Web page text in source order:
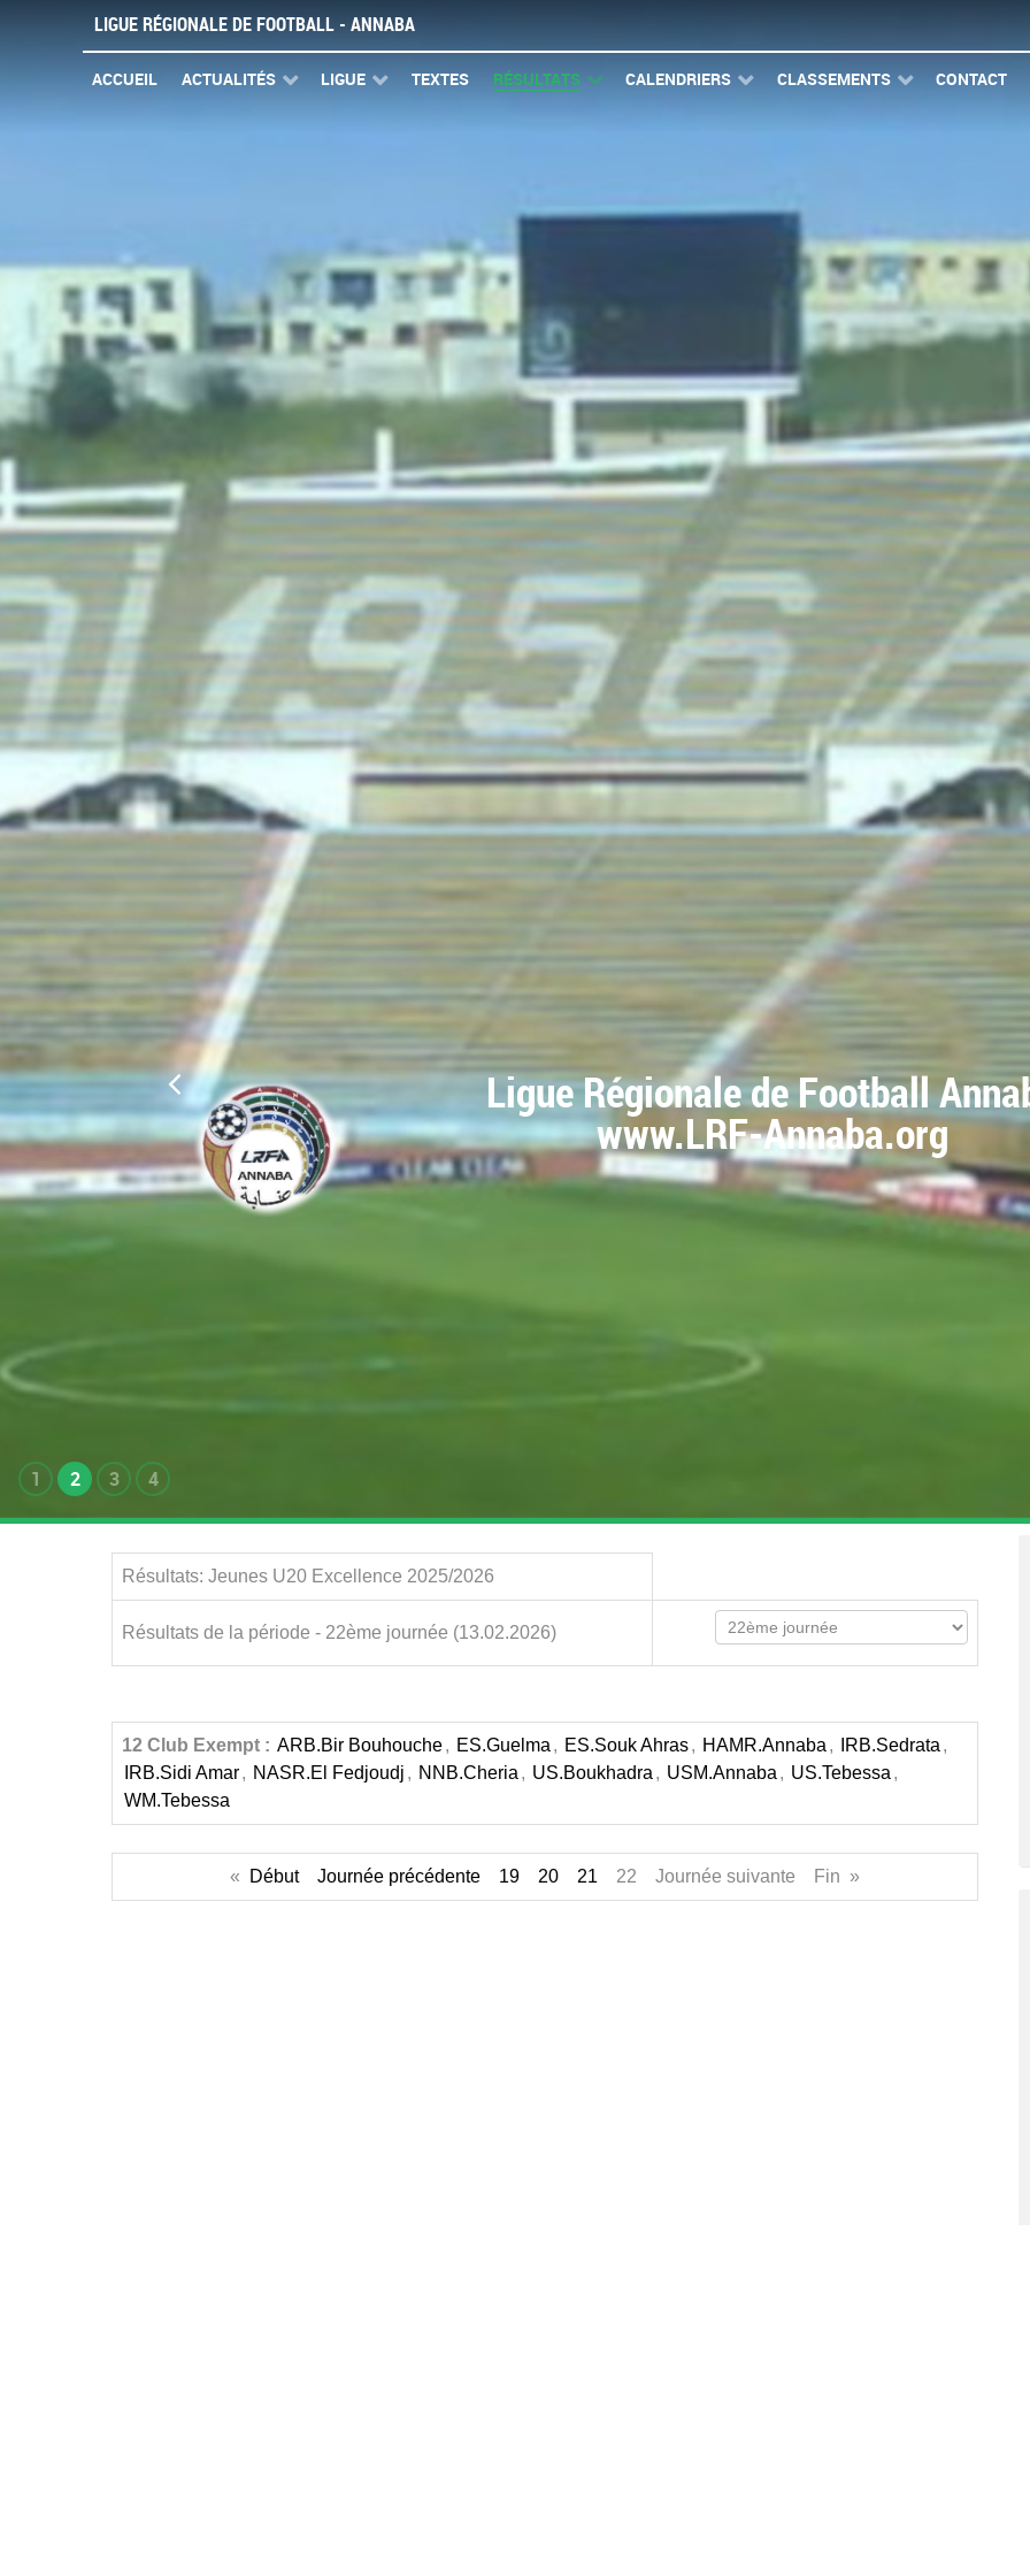
LIGUE RÉGIONALE DE FOOTBALL - ANNABA
ACCUEIL ACTUALITÉS LIGUE TEXTES RÉSULTATS CALENDRIERS CLASSEMENTS CONTACT
Ligue Régionale de Football
www.LRF-Annaba.org
1 2 3 4
Résultats: Jeunes U20 Excellence 2025/2026
Résultats de la période - 22ème journée (13.02.2026)
12 Club Exempt : ARB.Bir Bouhouche, ES.Guelma, ES.Souk Ahras, HAMR.Annaba, IRB.Sedrata,
IRB.Sidi Amar, NASR.El Fedjoudj , NNB.Cheria, US.Boukhadra, USM.Annaba, US.Tebessa,
WM.Tebessa
« Début Journée précédente 19 20 21 22 Journée suivante Fin »